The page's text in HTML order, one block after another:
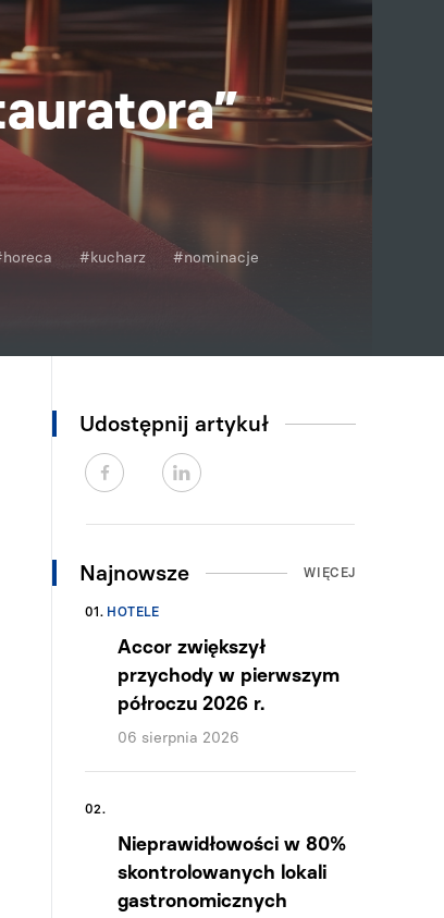
#kucharz #nominacje
Udostępnij artykuł
Najnowsze WIĘCEJ
01. HOTELE
Accor zwiększył
przychody w pierwszym
półroczu 2026 r.
06 sierpnia 2026
02.
Nieprawidłowości w 80%
skontrolowanych lokali
gastronomicznych